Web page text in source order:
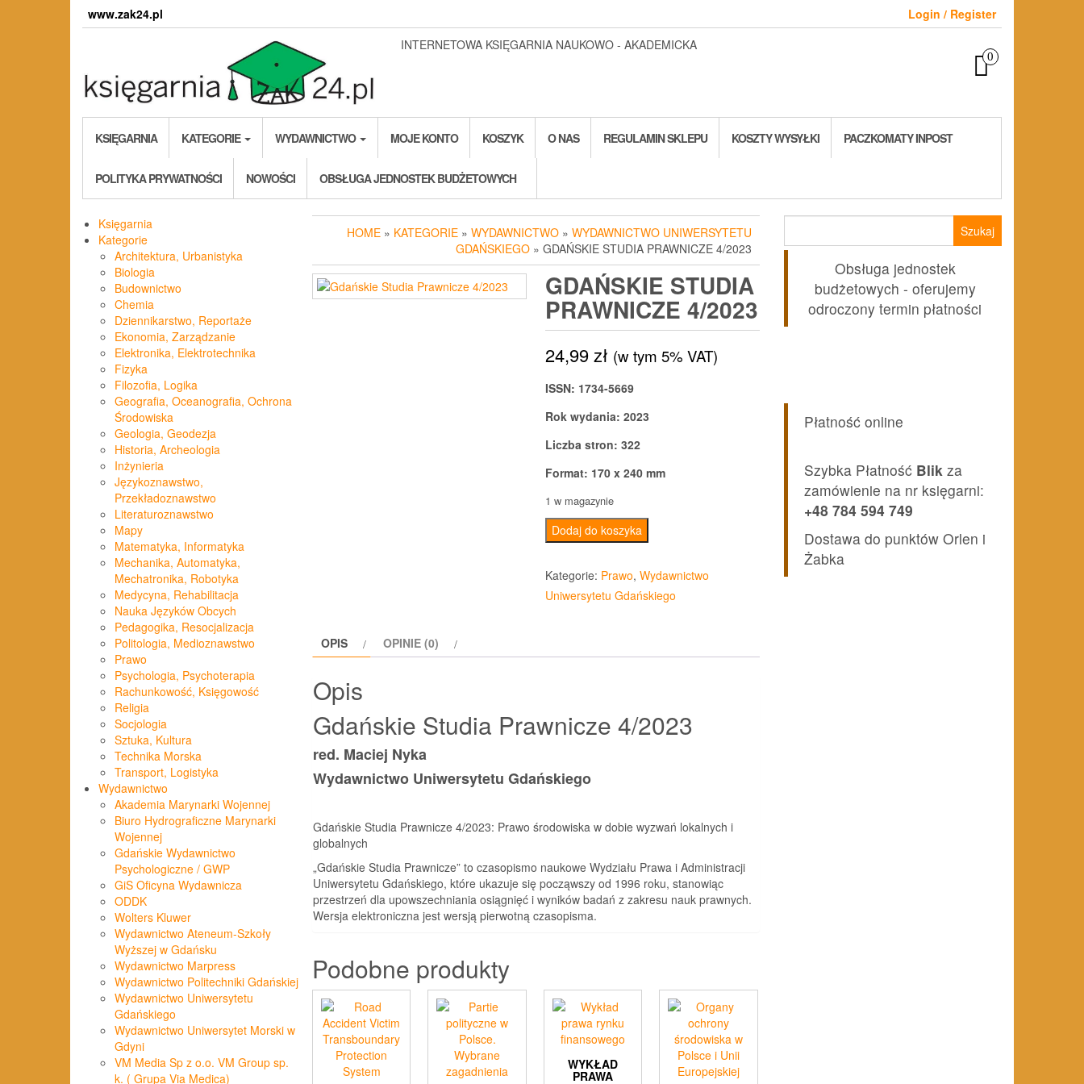
www.zak24.pl
Login / Register
INTERNETOWA KSIĘGARNIA NAUKOWO - AKADEMICKA
0
KSIĘGARNIA KATEGORIE WYDAWNICTWO MOJE KONTO KOSZYK O NAS REGULAMIN SKLEPU KOSZTY WYSYŁKI PACZKOMATY INPOST
POLITYKA PRYWATNOŚCI NOWOŚCI OBSŁUGA JEDNOSTEK BUDŻETOWYCH
Księgarnia
Kategorie
Architektura, Urbanistyka
Biologia
Budownictwo
Chemia
Dziennikarstwo, Reportaże
Ekonomia, Zarządzanie
Elektronika, Elektrotechnika
Fizyka
Filozofia, Logika
Geografia, Oceanografia, Ochrona
Środowiska
Geologia, Geodezja
Historia, Archeologia
Inżynieria
Językoznawstwo,
Przekładoznawstwo
Literaturoznawstwo
Mapy
Matematyka, Informatyka
Mechanika, Automatyka,
Mechatronika, Robotyka
Medycyna, Rehabilitacja
Nauka Języków Obcych
Pedagogika, Resocjalizacja
Politologia, Medioznawstwo
Prawo
Psychologia, Psychoterapia
Rachunkowość, Księgowość
Religia
Socjologia
Sztuka, Kultura
Technika Morska
Transport, Logistyka
Wydawnictwo
Akademia Marynarki Wojennej
Biuro Hydrograficzne Marynarki
Wojennej
Gdańskie Wydawnictwo
Psychologiczne / GWP
GiS Oficyna Wydawnicza
ODDK
Wolters Kluwer
Wydawnictwo Ateneum-Szkoły
Wyższej w Gdańsku
Wydawnictwo Marpress
Wydawnictwo Politechniki Gdańskiej
Wydawnictwo Uniwersytetu
Gdańskiego
Wydawnictwo Uniwersytet Morski w
Gdyni
VM Media Sp z o.o. VM Group sp.
k. ( Grupa Via Medica)
HOME » KATEGORIE » WYDAWNICTWO » WYDAWNICTWO UNIWERSYTETU
GDAŃSKIEGO » GDAŃSKIE STUDIA PRAWNICZE 4/2023
GDAŃSKIE STUDIA
PRAWNICZE 4/2023
24,99zł (w tym 5% VAT)
ISSN: 1734-5669
Rok wydania: 2023
Liczba stron: 322
Format: 170 x 240 mm
1 w magazynie
ilość
Gdańskie
Studia
Prawnicze
Dodaj do koszyka
Kategorie: Prawo, Wydawnictwo
Uniwersytetu Gdańskiego
OPIS OPINIE (0)
Opis
Gdańskie Studia Prawnicze 4/2023
red. Maciej Nyka
Wydawnictwo Uniwersytetu Gdańskiego
Gdańskie Studia Prawnicze 4/2023: Prawo środowiska w dobie wyzwań lokalnych i
globalnych
„Gdańskie Studia Prawnicze” to czasopismo naukowe Wydziału Prawa i Administracji
Uniwersytetu Gdańskiego, które ukazuje się począwszy od 1996 roku, stanowiąc
przestrzeń dla upowszechniania osiągnięć i wyników badań z zakresu nauk prawnych.
Wersja elektroniczna jest wersją pierwotną czasopisma.
Podobne produkty
WYKŁAD
PRAWA
Obsługa jednostek
budżetowych - oferujemy
odroczony termin płatności
Płatność online
Szybka Płatność Blik za
zamówienie na nr księgarni:
+48 784 594 749
Dostawa do punktów Orlen i
Żabka